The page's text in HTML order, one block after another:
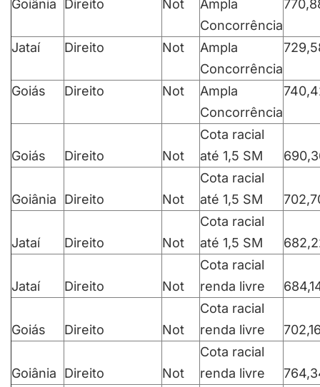
Goiânia Direito Not
Ampla
Concorrência
Jataí Direito Not
Ampla
Concorrência
Goiás Direito Not
Ampla
Concorrência
Goiás Direito Not
Cota racial
até 1,5 SM
Goiânia Direito Not
Cota racial
até 1,5 SM
Jataí Direito Not
Cota racial
até 1,5 SM
Jataí Direito Not
Cota racial
renda livre
Goiás Direito Not
Cota racial
renda livre
Goiânia Direito Not
Cota racial
renda livre